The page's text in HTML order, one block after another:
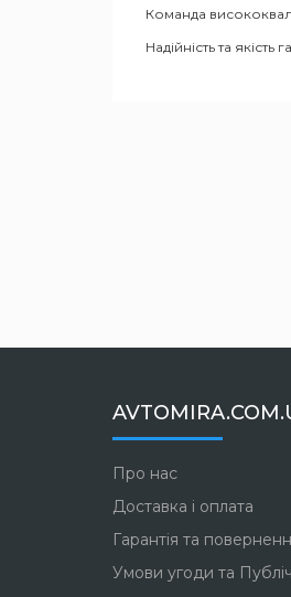
Команда
Надійність та якість
Про нас
Доставка і оплата
Гарантія та
Умови угоди та